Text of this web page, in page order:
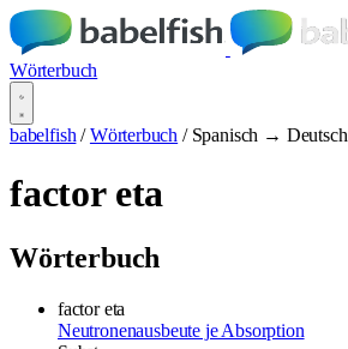
Wörterbuch
babelfish / Wörterbuch / Spanisch → Deutsch
factor eta
Wörterbuch
factor eta
Neutronenausbeute je Absorption